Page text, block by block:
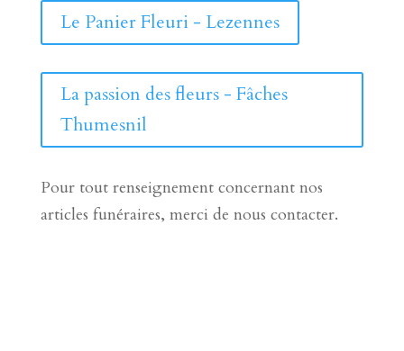
Le Panier Fleuri - Lezennes
La passion des fleurs - Fâches
Thumesnil
Pour tout renseignement concernant nos
articles funéraires, merci de nous contacter.